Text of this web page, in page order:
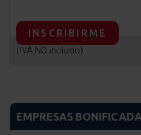
INSCRIBIRME
(IVA NO incluido)
EMPRESAS